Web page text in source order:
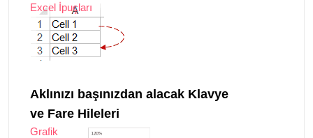
Excel İpuçları
Aklınızı başınızdan alacak Klavye
ve Fare Hileleri
Grafik